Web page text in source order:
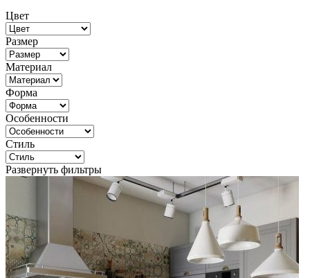
Цвет
Размер
Материал
Форма
Особенности
Стиль
Развернуть фильтры